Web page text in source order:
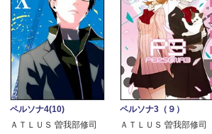
ペルソナ4(10)
ＡＴＬＵＳ 曽我部修司
ペルソナ3（９）
ＡＴＬＵＳ 曽我部修司